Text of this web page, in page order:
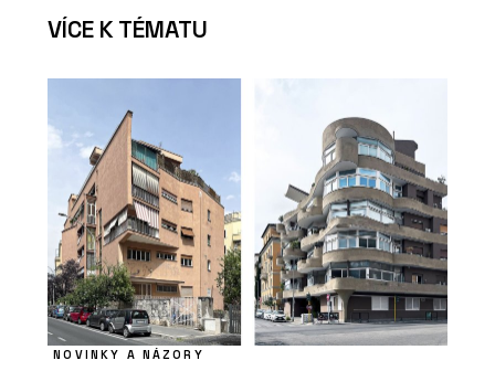
VÍCE K TÉMATU
NOVINKY A NÁZORY